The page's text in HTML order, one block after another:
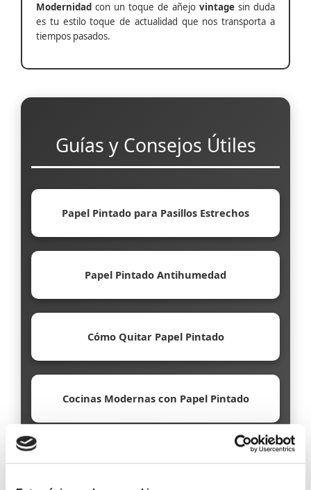
Modernidad con un toque de añejo vintage sin duda
es tu estilo toque de actualidad que nos transporta a
tiempos pasados.
Guías y Consejos Útiles
Papel Pintado para Pasillos Estrechos
Papel Pintado Antihumedad
Cómo Quitar Papel Pintado
Cocinas Modernas con Papel Pintado
Papel Pintado Ecológico